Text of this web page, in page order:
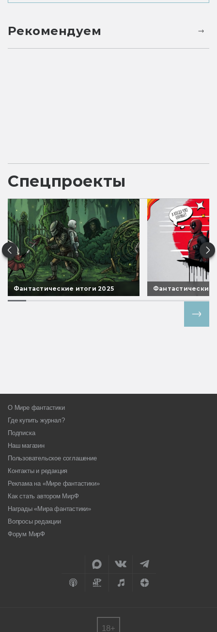
Рекомендуем
Спецпроекты
Фантастические итоги 2025 Фантастические
О Мире фантастики
Где купить журнал?
Подписка
Наш магазин
Пользовательское соглашение
Контакты и редакция
Реклама на «Мире фантастики»
Как стать автором МирФ
Награды «Мира фантастики»
Вопросы редакции
Форум МирФ
18+